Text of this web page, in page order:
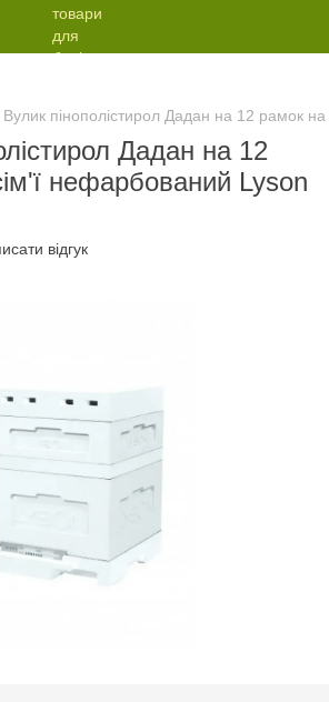
Вулик пінополістирол Дадан на 12 рамок
Дадан на 12
нефарбований Lyson
відгук